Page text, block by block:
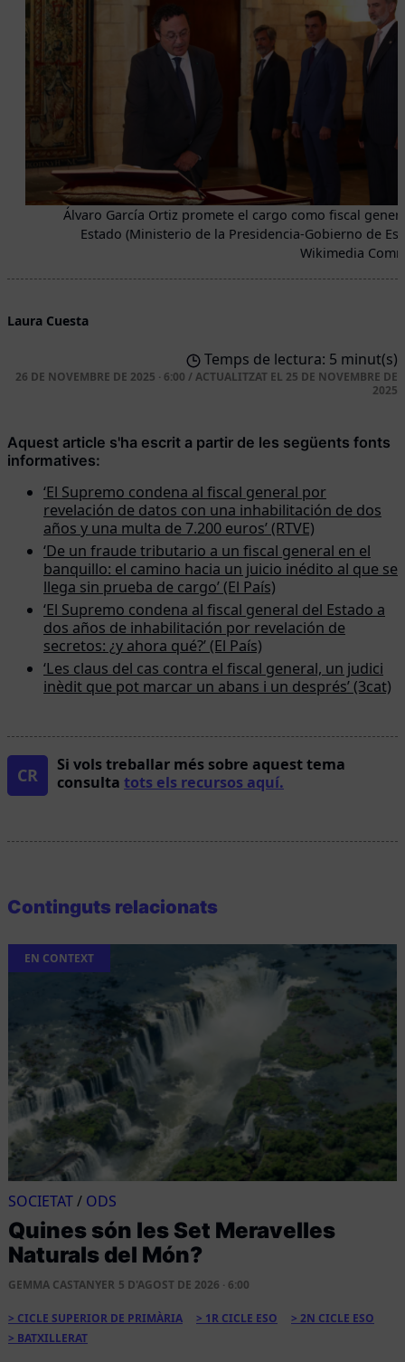
Álvaro García Ortiz promete el cargo como fiscal
Estado (Ministerio de la Presidencia-Gobierno de
Wikimedia
Laura Cuesta
Temps de lectura: 5 minut(s)
26 DE NOVEMBRE DE 2025 · 6:00 /ACTUALITZAT EL 25 DE NOVEMBRE DE
2025
Aquest article s'ha escrit a partir de les següents fonts
informatives:
‘El Supremo condena al fiscal general por
revelación de datos con una inhabilitación de dos
años y una multa de 7.200 euros’ (RTVE)
‘De un fraude tributario a un fiscal general en el
banquillo: el camino hacia un juicio inédito al que se
llega sin prueba de cargo’ (El País)
‘El Supremo condena al fiscal general del Estado a
dos años de inhabilitación por revelación de
secretos: ¿y ahora qué?’ (El País)
‘Les claus del cas contra el fiscal general, un judici
inèdit que pot marcar un abans i un després’ (3cat)
CR
Si vols treballar més sobre aquest tema
consulta tots els recursos aquí.
Continguts relacionats
EN CONTEXT
SOCIETAT/ ODS
Quines són les Set Meravelles
Naturals del Món?
GEMMA CASTANYER 5 D'AGOST DE 2026 · 6:00
CICLE SUPERIOR DE PRIMÀRIA 1R CICLE ESO
2N CICLE ESO
BATXILLERAT